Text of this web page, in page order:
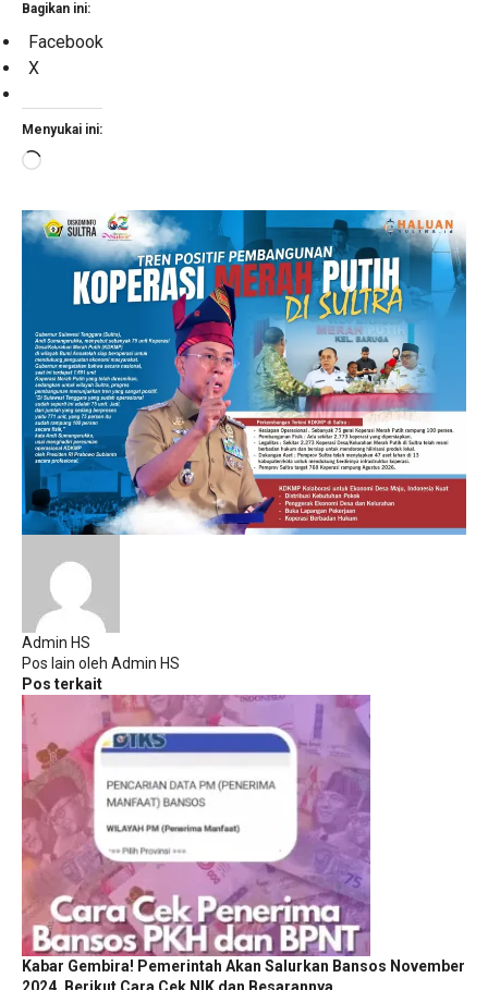
Bagikan ini:
Facebook
X
Menyukai ini:
Memuat...
Admin HS
Pos lain oleh Admin HS
Pos terkait
Kabar Gembira! Pemerintah Akan Salurkan Bansos November